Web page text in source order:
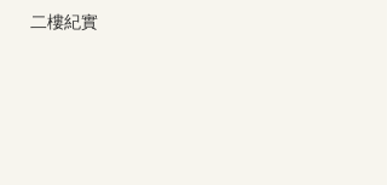
二樓紀實